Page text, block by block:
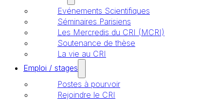
Evénements Scientifiques
Séminaires Parisiens
Les Mercredis du CRI (MCRI)
Soutenance de thèse
La vie au CRI
Emploi / stages
Postes à pourvoir
Rejoindre le CRI